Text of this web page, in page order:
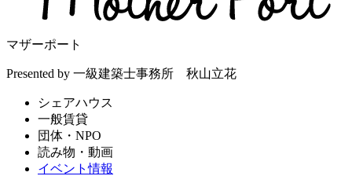
マザーポート
Presented by 一級建築士事務所 秋山立花
シェアハウス
一般賃貸
団体・NPO
読み物・動画
イベント情報